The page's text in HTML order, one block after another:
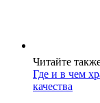
Читайте
Где и в чем
качества